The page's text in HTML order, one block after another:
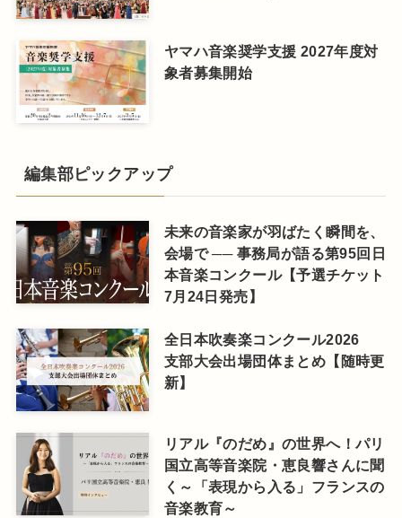
ヤマハ音楽奨学支援 2027年度対
象者募集開始
編集部ピックアップ
未来の音楽家が羽ばたく瞬間を、
会場で ── 事務局が語る第95回日
本音楽コンクール【予選チケット
7月24日発売】
全日本吹奏楽コンクール2026
支部大会出場団体まとめ【随時更
新】
リアル『のだめ』の世界へ！パリ
国立高等音楽院・恵良響さんに聞
く～「表現から入る」フランスの
音楽教育～